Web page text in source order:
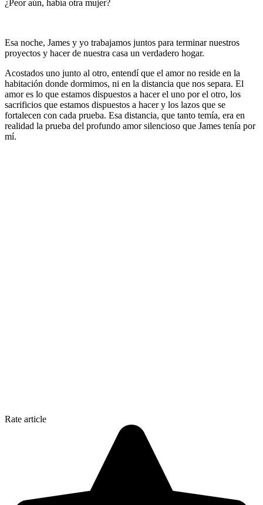
¿Peor aún, había otra mujer?
Esa noche, James y yo trabajamos juntos para terminar nuestros
proyectos y hacer de nuestra casa un verdadero hogar.
Acostados uno junto al otro, entendí que el amor no reside en la
habitación donde dormimos, ni en la distancia que nos separa. El
amor es lo que estamos dispuestos a hacer el uno por el otro, los
sacrificios que estamos dispuestos a hacer y los lazos que se
fortalecen con cada prueba. Esa distancia, que tanto temía, era en
realidad la prueba del profundo amor silencioso que James tenía por
mí.
Rate article